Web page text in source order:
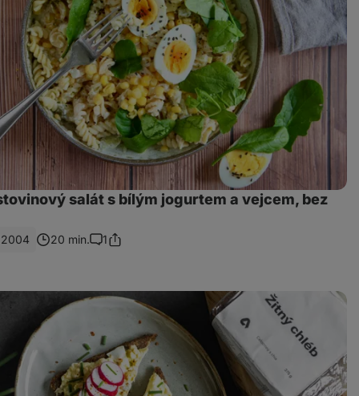
salát s bílým jogurtem a vejcem, bez
2004 20 min.
Komentáře
1Sdílet